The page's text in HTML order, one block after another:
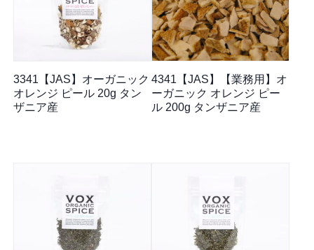
3341【JAS】オーガニック
オレンジ ピール 20g タン
ザニア産
4341【JAS】【業務用】オ
ーガニック オレンジ ピー
ル 200g タンザニア産